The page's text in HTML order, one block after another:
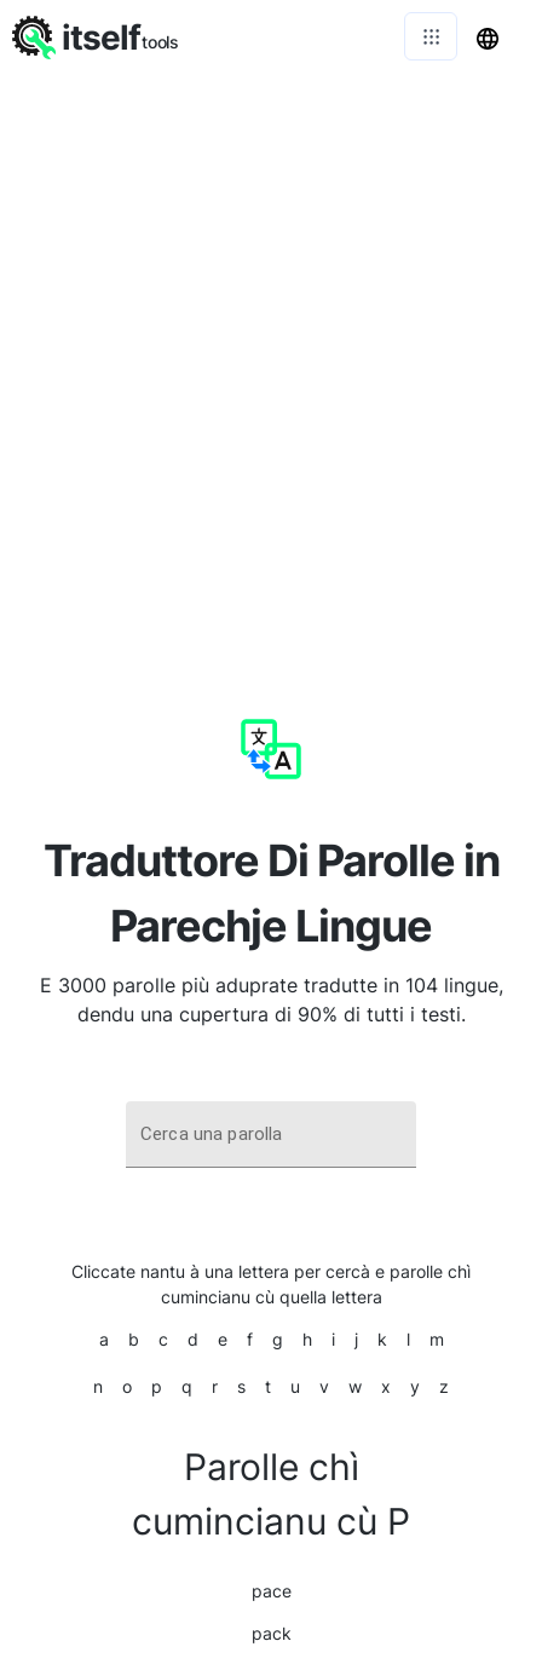
Traduttore Di Parolle in
Parechje Lingue
E 3000 parolle più aduprate tradutte in 104 lingue,
dendu una cupertura di 90% di tutti i testi.
Cerca una parolla
Cliccate nantu à una lettera per cercà e parolle chì
cumincianu cù quella lettera
a b c d e f g h i j k l m
n o p q r s t u v w x y z
Parolle chì
cumincianu cù P
pace
pack
itselftools